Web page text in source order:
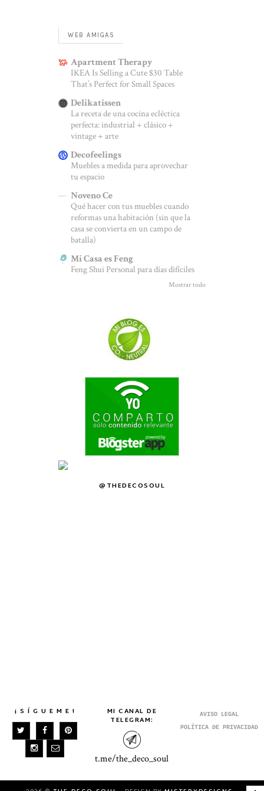
WEB AMIGAS
Apartment Therapy
IKEA Is Selling a Cute $30 Table
That’s Perfect for Small Spaces
Delikatissen
La receta de una cocina ecléctica
perfecta: industrial + clásico +
vintage + arte
Decofeelings
Muebles a medida para aprovechar
tu espacio
Noveno Ce
Qué hacer con tus muebles cuando
reformas una habitación (sin que la
casa se convierta en un campo de
batalla)
Mi Casa es Feng
Feng Shui Personal para días difíciles
Mostrar todo
@THEDECOSOUL
¡ S Í G U E M E ! MI CANAL DE
TELEGRAM:
t.me/the_deco_soul
AVISO LEGAL
POLÍTICA DE PRIVACIDAD